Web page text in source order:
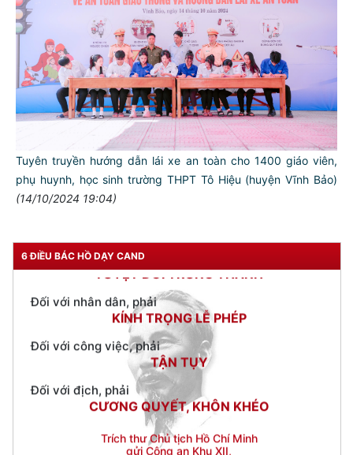
Tuyên truyền hướng dẫn lái xe an toàn cho 1400 giáo viên,
phụ huynh, học sinh trường THPT Tô Hiệu (huyện Vĩnh Bảo)
(14/10/2024 19:04)
6 ĐIỀU BÁC HỒ DẠY CAND
TƯ CÁCH
NGƯỜI CÔNG AN CÁCH MỆNH LÀ:
Đối với tự mình, phải
CẦN, KIỆM, LIÊM, CHÍNH
Đối với đồng sự, phải
THÂN ÁI GIÚP ĐỠ
Đối với chính phủ, phải
Đối với nhân dân, phải
KÍNH TRỌNG LỄ PHÉP
Đối với công việc, phải
TẬN TỤY
Đối với địch, phải
CƯƠNG QUYẾT, KHÔN KHÉO
Trích thư Chủ tịch Hồ Chí Minh
gửi Công an Khu XII,
ngày 11 tháng 3 năm 1948.